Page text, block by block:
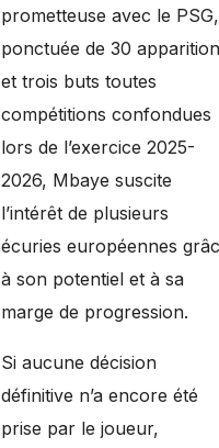
prometteuse avec le PSG,
ponctuée de 30
et trois buts toutes
compétitions confondues
lors de l’exercice 2025-
2026, Mbaye suscite
l’intérêt de plusieurs
écuries européennes
à son potentiel et à sa
marge de progression.
Si aucune décision
définitive n’a encore été
prise par le joueur,